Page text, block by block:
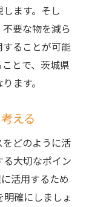
ます。そし
要な物を減ら
ることが可能
とで、茨城県
ます。
える
どのように活
大切なポイン
活用するため
確にしましょ